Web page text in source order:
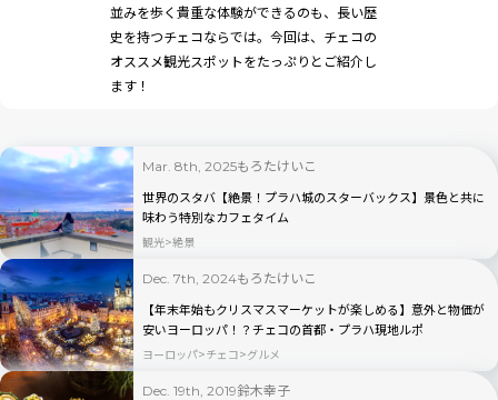
並みを歩く貴重な体験ができるのも、長い歴
史を持つチェコならでは。今回は、チェコの
オススメ観光スポットをたっぷりとご紹介し
ます！
Mar. 8th, 2025もろたけいこ
世界のスタバ【絶景！プラハ城のスターバックス】景色と共に
味わう特別なカフェタイム
観光 絶景
Dec. 7th, 2024もろたけいこ
【年末年始もクリスマスマーケットが楽しめる】意外と物価が
安いヨーロッパ！？チェコの首都・プラハ現地ルポ
ヨーロッパ チェコ グルメ
Dec. 19th, 2019鈴木幸子